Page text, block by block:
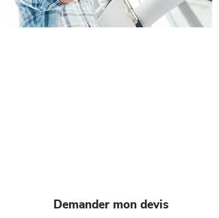
Demander mon devis